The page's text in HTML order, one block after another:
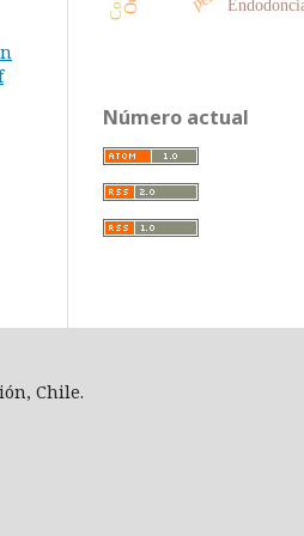
Número actual
Chile.